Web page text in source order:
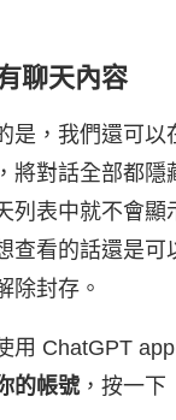
聊天內容
是，我們還可以
將對話全部都隱
列表中就不會顯
查看的話還是可
除封存。
用 ChatGPT
的帳號，按一下